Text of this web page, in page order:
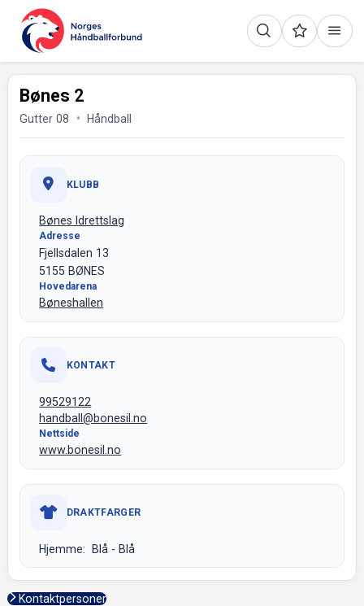
Bønes 2
Gutter 08 Håndball
KLUBB
Bønes Idrettslag
Adresse
Fjellsdalen 13
5155 BØNES
Hovedarena
Bøneshallen
KONTAKT
99529122
handball@bonesil.no
Nettside
www.bonesil.no
DRAKTFARGER
Hjemme: Blå - Blå
Kontaktpersoner